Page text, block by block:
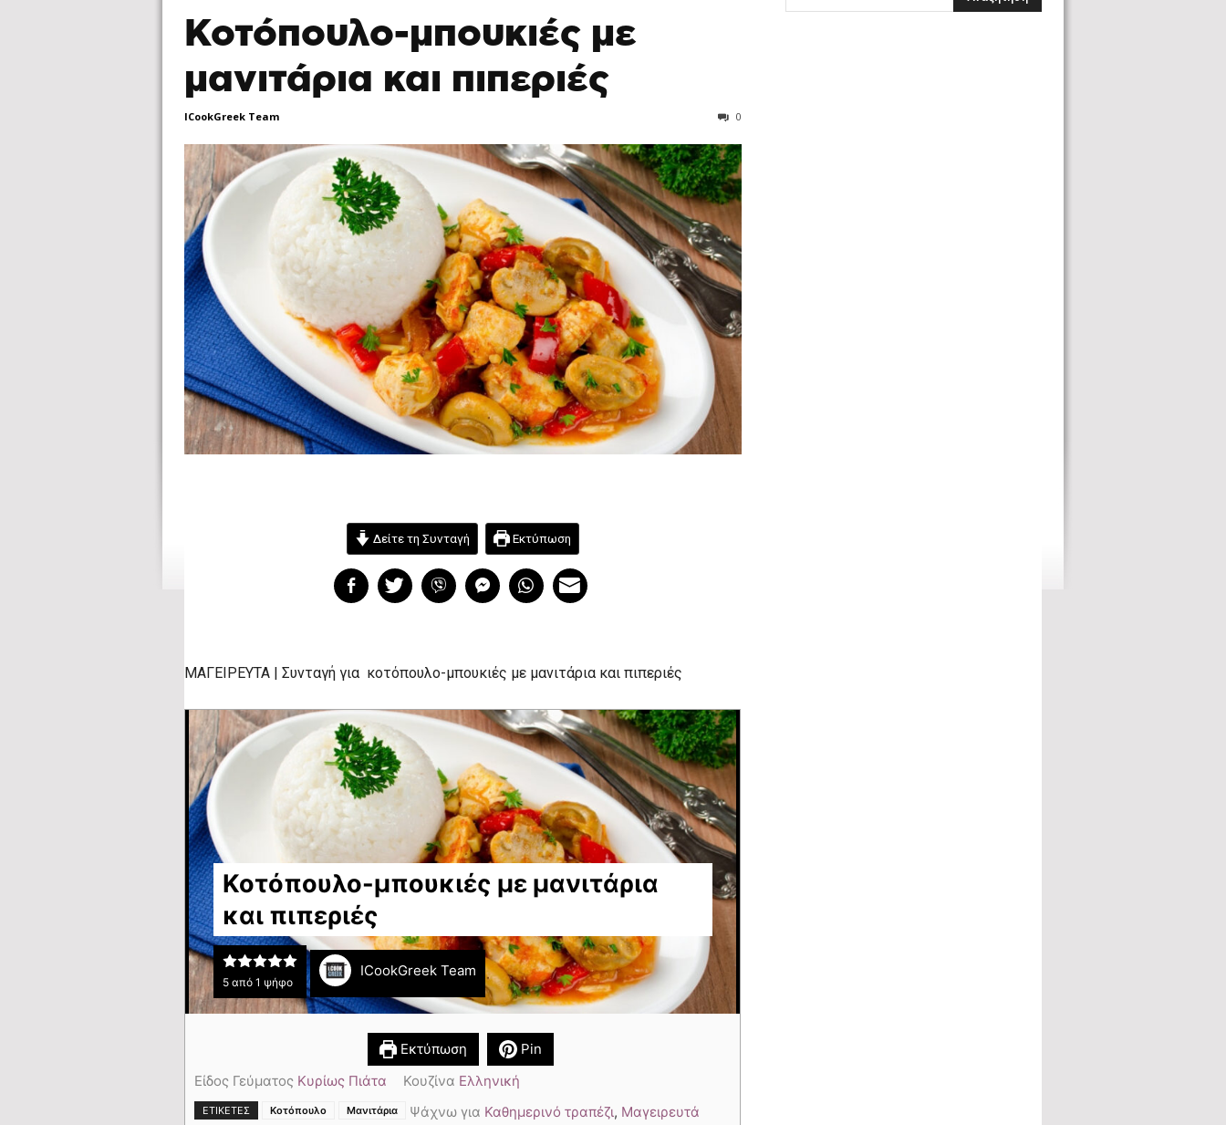
Κοτόπουλο-μπουκιές με
μανιτάρια και πιπεριές
ICookGreek Team 0
Δείτε τη Συνταγή Εκτύπωση
ΜΑΓΕΙΡΕΥΤΑ | Συνταγή για κοτόπουλο-μπουκιές με μανιτάρια και πιπεριές
Κοτόπουλο-μπουκιές με μανιτάρια
και πιπεριές
5από 1 ψήφο
ICookGreek Team
Εκτύπωση
Pin
Είδος Γεύματος Κυρίως Πιάτα Κουζίνα Ελληνική
ΕΤΙΚΈΤΕΣ Κοτόπουλο Μανιτάρια Ψάχνω για Καθημερινό τραπέζι, Μαγειρευτά